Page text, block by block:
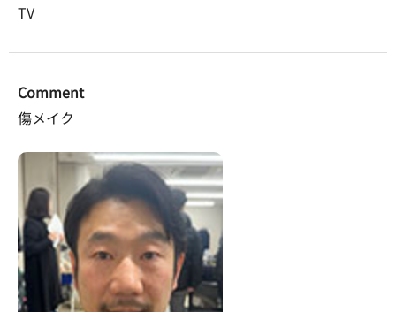
TV
Comment
傷メイク